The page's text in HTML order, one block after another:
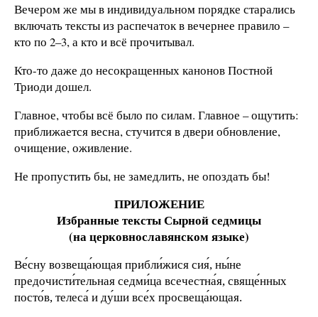
Вечером же мы в индивидуальном порядке старались
включать тексты из распечаток в вечернее правило –
кто по 2–3, а кто и всё прочитывал.
Кто-то даже до несокращенных канонов Постной
Триоди дошел.
Главное, чтобы всё было по силам. Главное – ощутить:
приближается весна, стучится в двери обновление,
очищение, оживление.
Не пропустить бы, не замедлить, не опоздать бы!
ПРИЛОЖЕНИЕ
Избранные тексты Сырной седмицы
(на церковнославянском языке)
Ве́сну возвеща́ющая прибли́жися сия́, ны́не
предочисти́тельная седми́ца всечестна́я, свяще́нных
посто́в, телеса́ и ду́ши все́х просвеща́ющая.